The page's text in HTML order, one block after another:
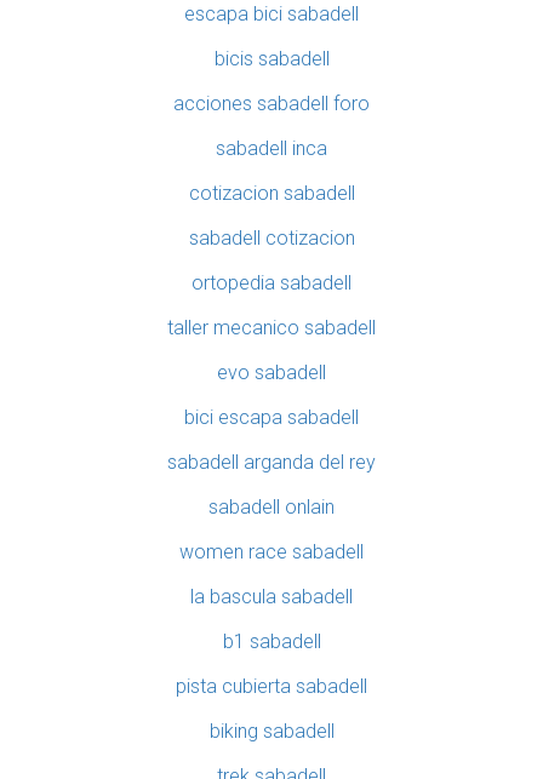
escapa bici sabadell
bicis sabadell
acciones sabadell foro
sabadell inca
cotizacion sabadell
sabadell cotizacion
ortopedia sabadell
taller mecanico sabadell
evo sabadell
bici escapa sabadell
sabadell arganda del rey
sabadell onlain
women race sabadell
la bascula sabadell
b1 sabadell
pista cubierta sabadell
biking sabadell